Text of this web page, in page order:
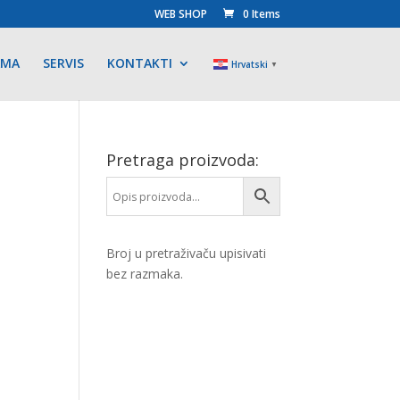
WEB SHOP 0 Items
SERVIS KONTAKTI Hrvatski ▼
Pretraga proizvoda:
Broj u pretraživaču upisivati
bez razmaka.